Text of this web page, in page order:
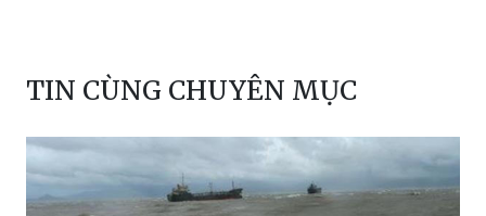
TIN CÙNG CHUYÊN MỤC